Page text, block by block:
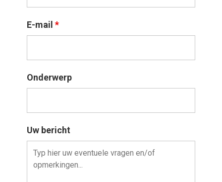
E-mail*
Onderwerp
Uw bericht